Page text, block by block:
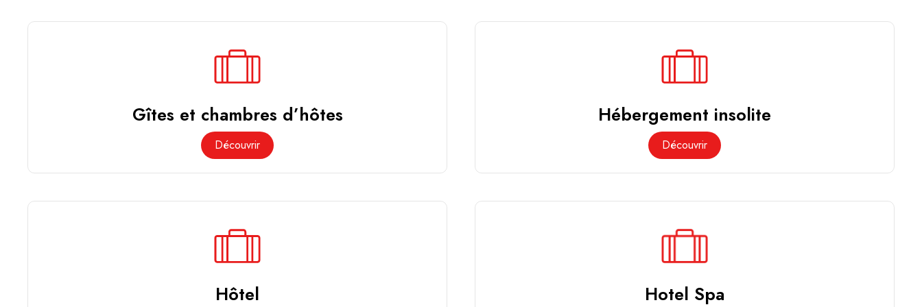
Gîtes et chambres d’hôtes
Découvrir
Hébergement insolite
Découvrir
Hôtel Hotel Spa